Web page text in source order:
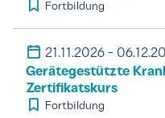
Fortbildung
21.11.2026 -
Gerätegestützte
Zertifikatskurs
Fortbildung